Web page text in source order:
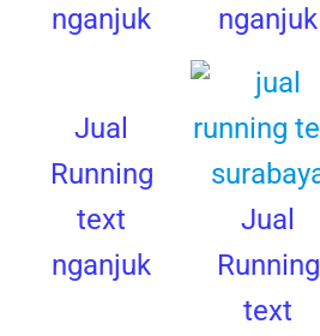
nganjuk
nganjuk
Jual
Running
text
nganjuk
Jual
Running
text